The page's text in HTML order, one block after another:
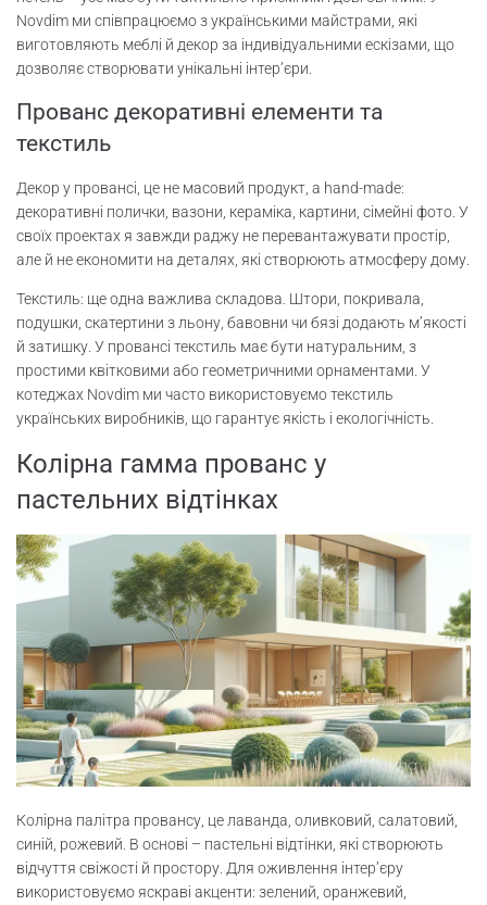
Novdim ми співпрацюємо з українськими майстрами, які
виготовляють меблі й декор за індивідуальними ескізами, що
дозволяє створювати унікальні інтер’єри.
Прованс декоративні елементи та
текстиль
Декор у провансі, це не масовий продукт, а hand-made:
декоративні полички, вазони, кераміка, картини, сімейні фото. У
своїх проектах я завжди раджу не перевантажувати простір,
але й не економити на деталях, які створюють атмосферу дому.
Текстиль: ще одна важлива складова. Штори, покривала,
подушки, скатертини з льону, бавовни чи бязі додають м’якості
й затишку. У провансі текстиль має бути натуральним, з
простими квітковими або геометричними орнаментами. У
котеджах Novdim ми часто використовуємо текстиль
українських виробників, що гарантує якість і екологічність.
Колірна гамма прованс у
пастельних відтінках
Колірна палітра провансу, це лаванда, оливковий, салатовий,
синій, рожевий. В основі – пастельні відтінки, які створюють
відчуття свіжості й простору. Для оживлення інтер’єру
використовуємо яскраві акценти: зелений, оранжевий,